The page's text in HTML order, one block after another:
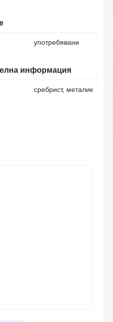
употребявани
информация
сребрист, металик